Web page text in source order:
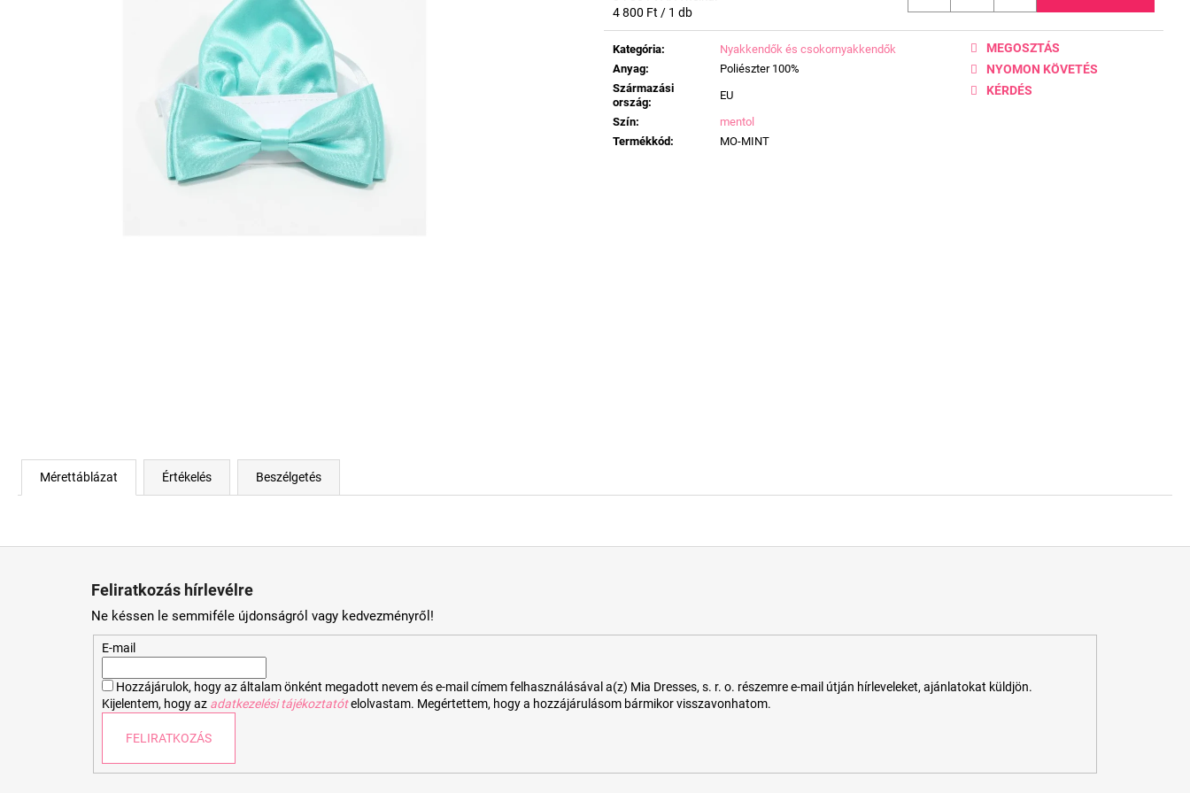
Egységár:
4 800 Ft / 1 db
Kategória:
Nyakkendők és csokornyakkendők
Anyag:
Poliészter 100%
Származási
ország:
EU
Szín:
mentol
Termékkód: MO-MINT
KÉRDÉS
NYOMON KÖVETÉS
MEGOSZTÁS
Mérettáblázat Értékelés Beszélgetés
Feliratkozás hírlevélre
Ne késsen le semmiféle újdonságról vagy kedvezményről!
E-mail
Hozzájárulok, hogy az általam önként megadott nevem és e-mail címem felhasználásával a(z) Mia Dresses, s. r. o. részemre e-mail útján hírleveleket, ajánlatokat küldjön.
Kijelentem, hogy az adatkezelési tájékoztatót elolvastam. Megértettem, hogy a hozzájárulásom bármikor visszavonhatom.
FELIRATKOZÁS